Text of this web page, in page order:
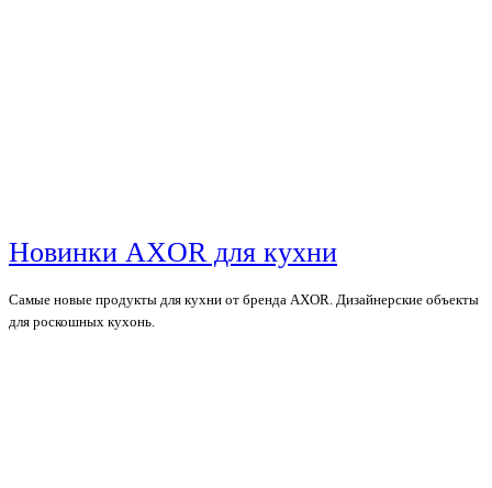
Новинки AXOR для кухни
Самые новые продукты для кухни от бренда AXOR. Дизайнерские объекты
для роскошных кухонь.